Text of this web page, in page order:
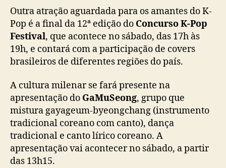
t
i
r
o
Outra atração aguardada para os amantes do K-
Pop é a final da 12ª edição do Concurso K-Pop
Festival, que acontece no sábado, das 17h às
19h, e contará com a participação de covers
brasileiros de diferentes regiões do país.
A cultura milenar se fará presente na
apresentação do GaMuSeong, grupo que
mistura gayageum-byeongchang (instrumento
tradicional coreano com canto), dança
tradicional e canto lírico coreano. A
apresentação vai acontecer no sábado, a partir
das 13h15.